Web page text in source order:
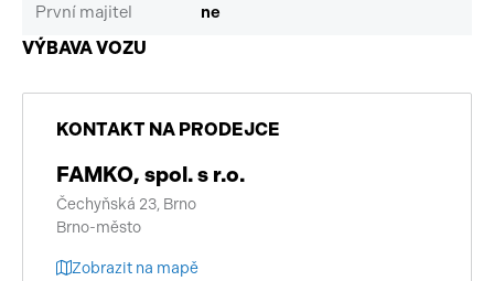
První majitel ne
VÝBAVA VOZU
KONTAKT NA PRODEJCE
FAMKO, spol. s r.o.
Čechyňská 23, Brno
Brno-město
Zobrazit na mapě